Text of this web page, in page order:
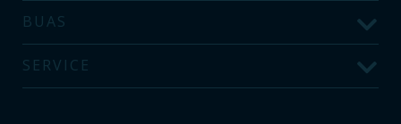
BUAS
SERVICE